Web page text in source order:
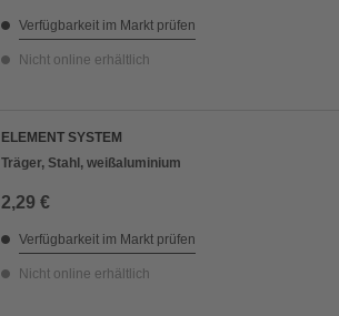
Verfügbarkeit im Markt prüfen
Nicht online erhältlich
ELEMENT SYSTEM
Träger, Stahl, weißaluminium
2,29 €
Verfügbarkeit im Markt prüfen
Nicht online erhältlich